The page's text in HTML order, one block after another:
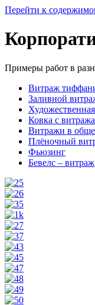
Перейти к
Примеры работ в
Витраж
Заливной
Ковка с
Витражи в
Плёночный
Фьюзинг
Бевелс – витраж